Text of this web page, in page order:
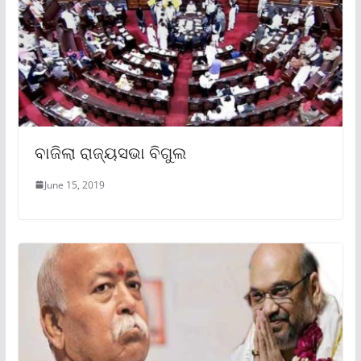
ବାଜିଲା ରାଜ୍ୟସଭା ବିଗୁଲ
June 15, 2019